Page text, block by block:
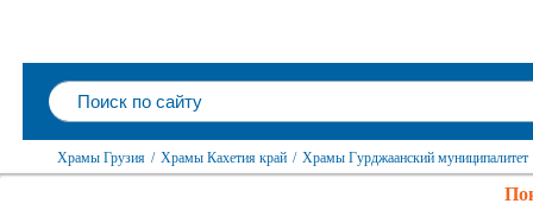
Храмы Грузия / Храмы Кахетия край / Храмы Гурджаанский муниципалитет